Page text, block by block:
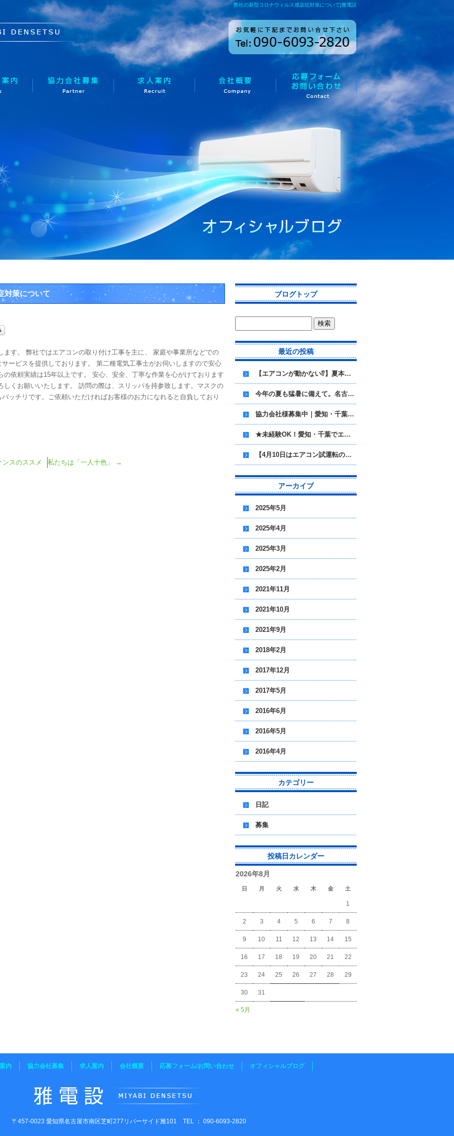
弊社の新型コロナウィルス感染症対策について|雅電設
対策について
ます。 弊社ではエアコンの取り付け工事を主に、 家庭や事業所などでの
ービスを提供しております。 第二種電気工事士がお伺いしますので安心
の依頼実績は15年以上です。 安心、安全、丁寧な作業を心がけております
くお願いいたします。 訪問の際は、スリッパを持参致します。マスクの
ッチリです。ご依頼いただければお客様のお力になれると自負しており
ンスのススメ 私たちは「一人十色」 →
ブログトップ
最近の投稿
【エアコンが動かない⁉】夏本番前の“今”こそ、施工のご依頼が集中しています
今年の夏も猛暑に備えて。名古屋でエアコン取付なら雅電設へ
協力会社様募集中｜愛知・千葉でエアコン取付・電気工事を担うパートナーへ！！
★未経験OK！愛知・千葉でエアコン取付スタッフ募集！★
【4月10日はエアコン試運転の日】夏本番前にチェックを！
アーカイブ
2025年5月
2025年4月
2025年3月
2025年2月
2021年11月
2021年10月
2021年9月
2018年2月
2017年12月
2017年5月
2016年6月
2016年5月
2016年4月
カテゴリー
日記
募集
投稿日カレンダー
2026年8月
日 月 火 水 木 金 土
« 5月
1
2 3 4 5 6 7 8
9 10 11 12 13 14 15
16 17 18 19 20 21 22
23 24 25 26 27 28 29
30 31
内 協力会社募集 求人案内 会社概要 応募フォーム/お問い合わせ オフィシャルブログ
〒457-0023 愛知県名古屋市南区芝町277リバーサイド雅101 TEL ： 090-6093-2820